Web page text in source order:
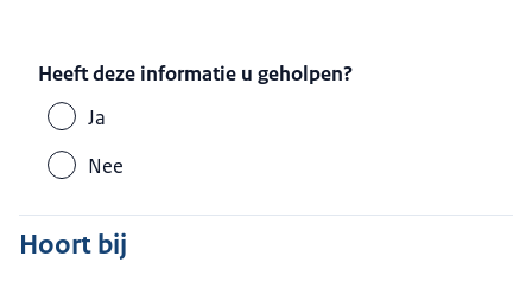
Heeft deze informatie u geholpen?
Ja
Nee
Hoort bij